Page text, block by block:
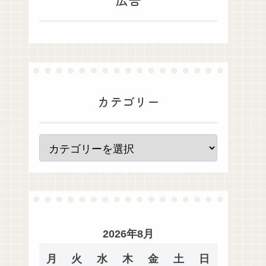
カテゴリー
2026年8月
月 火 水 木 金 土 日